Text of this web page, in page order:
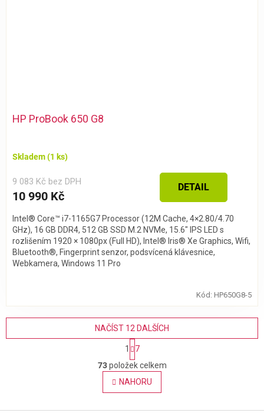
HP ProBook 650 G8
Skladem(1 ks)
9 083 Kč bez DPH
10 990 Kč
DETAIL
Intel® Core™ i7-1165G7 Processor (12M Cache, 4×2.80/4.70
GHz), 16 GB DDR4, 512 GB SSD M.2 NVMe, 15.6″ IPS LED s
rozlišením 1920 × 1080px (Full HD), Intel® Iris® Xe Graphics, Wifi,
Bluetooth®, Fingerprint senzor, podsvícená klávesnice,
Webkamera, Windows 11 Pro
Kód: HP650G8-5
O
v
l
á
NAČÍST 12 DALŠÍCH
S
t
r
á
n
k
1
7
73položek celkem
NAHORU